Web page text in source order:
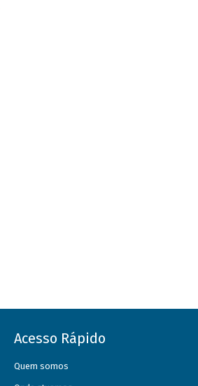
Acesso Rápido
Quem somos